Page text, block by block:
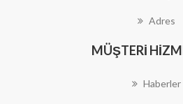
Adres
MÜŞTERI
Haberler